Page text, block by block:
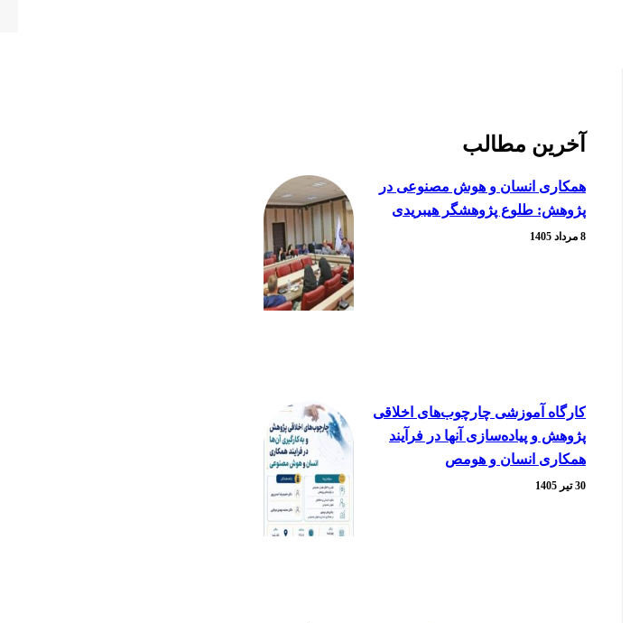
آخرین مطالب
همکاری انسان و هوش مصنوعی در
پژوهش: طلوع پژوهشگر هیبریدی
8 مرداد 1405
کارگاه آموزشی چارچوب‌های اخلاقی
پژوهش و پیاده‌سازی آنها در فرآیند
همکاری انسان و هومص
30 تیر 1405